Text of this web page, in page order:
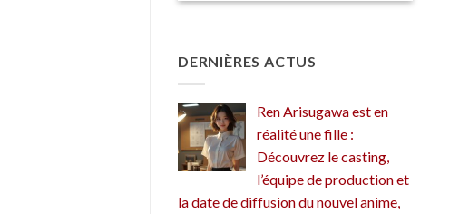
DERNIÈRES ACTUS
Ren Arisugawa est en
réalité une fille :
Découvrez le casting,
l’équipe de production et
la date de diffusion du nouvel anime,